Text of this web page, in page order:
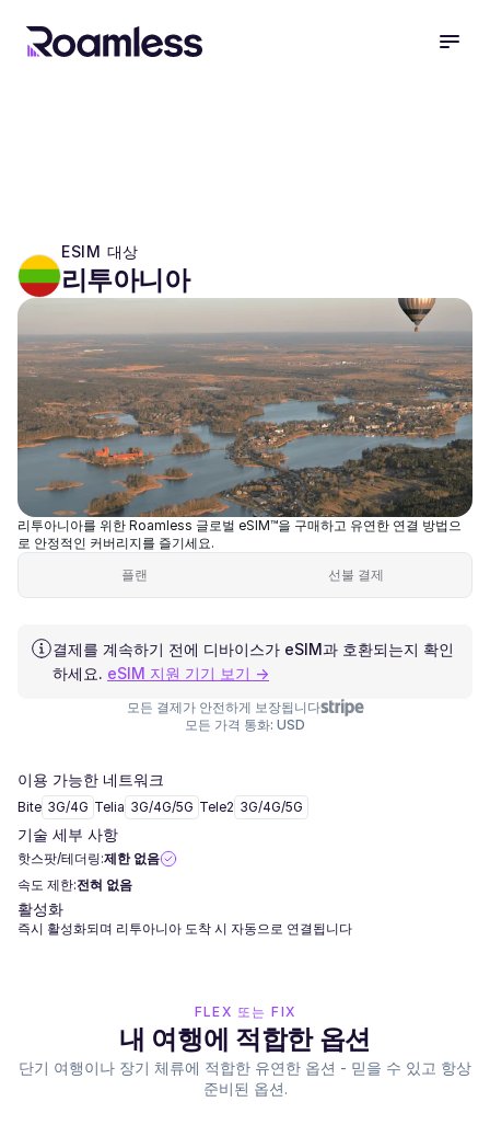
ESIM 대상
리투아니아
리투아니아를 위한 Roamless 글로벌 eSIM™을 구매하고 유연한 연결 방법으
로 안정적인 커버리지를 즐기세요.
플랜
선불 결제
결제를 계속하기 전에 디바이스가 eSIM과 호환되는지 확인
하세요. eSIM 지원 기기 보기 →
모든 결제가 안전하게 보장됩니다
모든 가격 통화: USD
이용 가능한 네트워크
Bite 3G/4G Telia 3G/4G/5G Tele2 3G/4G/5G
기술 세부 사항
핫스팟/테더링:제한 없음
속도 제한:전혀 없음
활성화
즉시 활성화되며 리투아니아 도착 시 자동으로 연결됩니다
FLEX 또는 FIX
내 여행에 적합한 옵션
단기 여행이나 장기 체류에 적합한 유연한 옵션 - 믿을 수 있고 항상
준비된 옵션.